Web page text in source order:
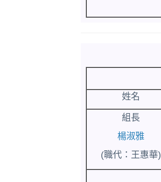
姓名
組長
楊淑雅
(職代：王惠華)